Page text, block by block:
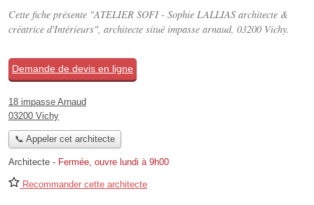
Cette fiche présente "ATELIER SOFI - Sophie LALLIAS architecte &
créatrice d'Intérieurs", architecte situé impasse arnaud, 03200 Vichy.
Demande de devis en ligne
18 impasse Arnaud
03200 Vichy
📞 Appeler cet architecte
Architecte - Fermée, ouvre lundi à 9h00
Recommander cette architecte